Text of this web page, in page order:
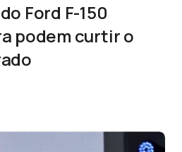
Ford F-150
podem curtir o